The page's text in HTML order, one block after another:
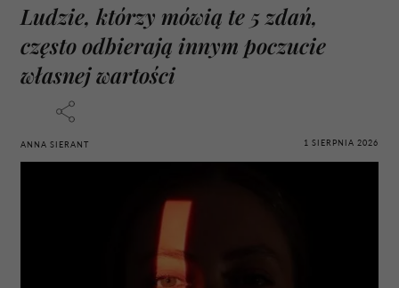
Ludzie, którzy mówią te 5 zdań,
często odbierają innym poczucie
własnej wartości
ANNA SIERANT 1 SIERPNIA 2026